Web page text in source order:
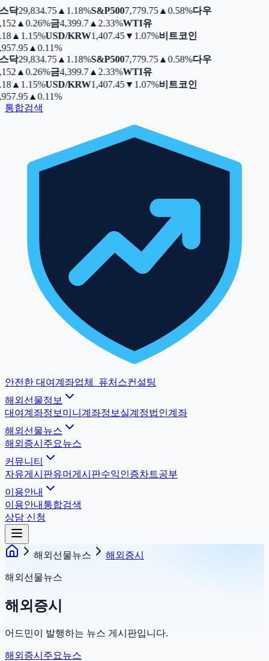
닥29,834.75▲ 1.18%S&P5007,779.75▲0.58%다우
▲0.26%금4,399.7▲ 2.33%WTI유
▲ 1.15%USD/KRW1,407.45▼1.07%비트코인
▲0.11%
닥29,834.75▲ 1.18%S&P5007,779.75▲0.58%다우
▲0.26%금4,399.7▲ 2.33%WTI유
▲ 1.15%USD/KRW1,407.45▼1.07%비트코인
▲0.11%
통합검색
안전한 대여계좌업체
퓨처스컨설팅
해외선물정보
대여계좌정보 미니계좌정보 실계정법인계좌
해외선물뉴스
해외증시 주요뉴스
커뮤니티
자유게시판유머게시판수익인증차트공부
이용안내
이용안내 통합검색
상담 신청
해외선물뉴스 해외증시
해외선물뉴스
해외증시
어드민이 발행하는 뉴스 게시판입니다.
해외증시 주요뉴스